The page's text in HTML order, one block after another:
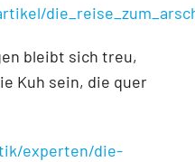
bleibt sich treu,
Kuh sein, die quer
experten/die-